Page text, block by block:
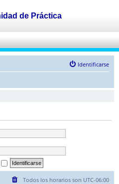
Identificarse
Todos los horarios son UTC-06:00